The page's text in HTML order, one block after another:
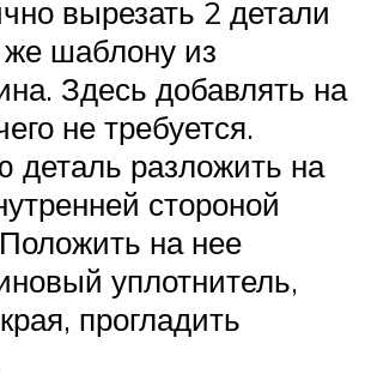
вырезать 2 детали
шаблону из
Здесь добавлять на
не требуется.
деталь разложить на
стороной
на нее
уплотнитель,
прогладить